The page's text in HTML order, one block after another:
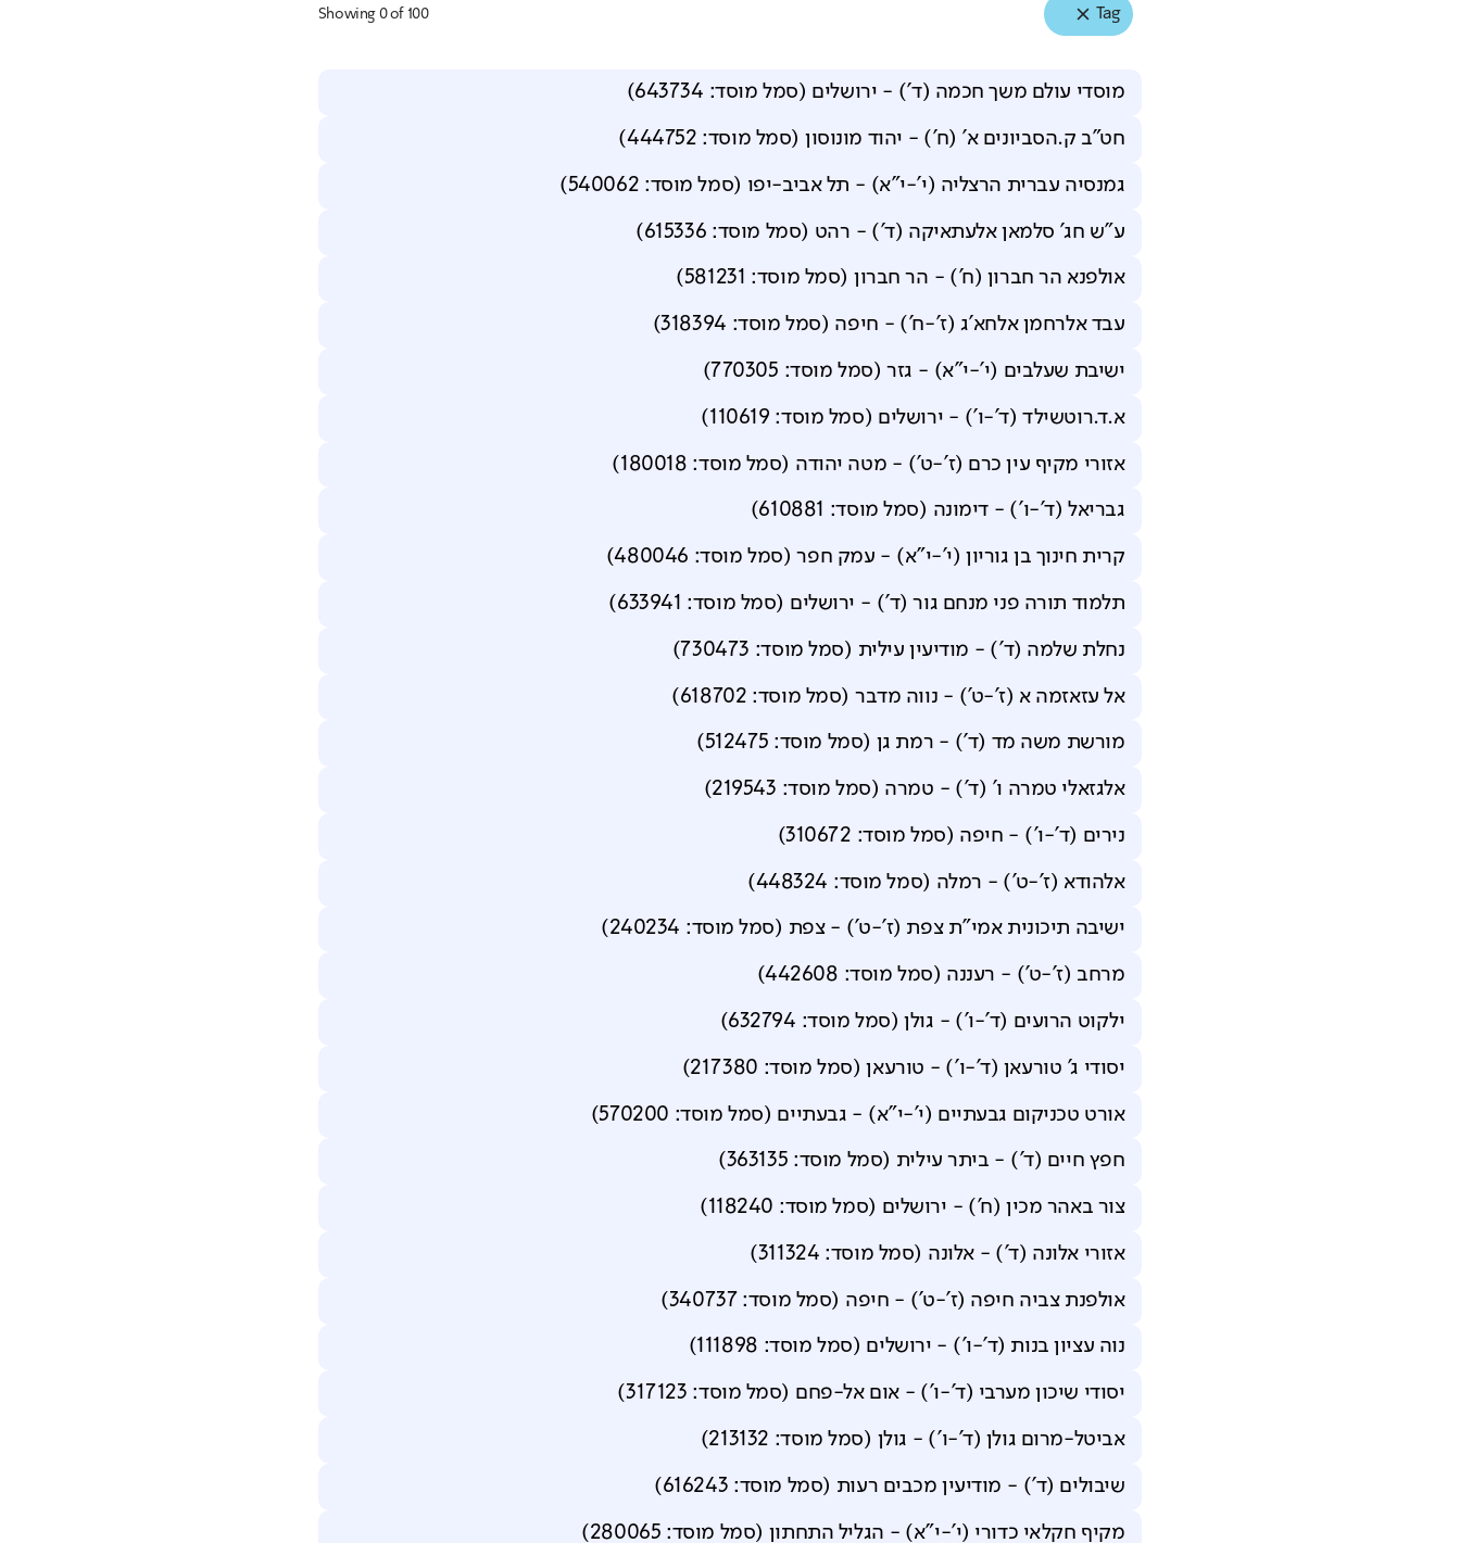
Tag
Showing 0of 100
מוסדי עולם משך חכמה (ד') - ירושלים (סמל מוסד: 643734
)
חט"ב ק.הסביונים א' (ח') - יהוד מונוסון (סמל מוסד: 444752
)
גמנסיה עברית הרצליה (י'-י"א) - תל אביב-יפו (סמל מוסד: 540062
)
ע"ש חג' סלמאן אלעתאיקה (ד') - רהט (סמל מוסד: 615336
)
אולפנא הר חברון (ח') - הר חברון (סמל מוסד: 581231
)
עבד אלרחמן אלחא'ג (ז'-ח') - חיפה (סמל מוסד: 318394
)
ישיבת שעלבים (י'-י"א) - גזר (סמל מוסד: 770305
)
א.ד.רוטשילד (ד'-ו') - ירושלים (סמל מוסד: 110619
)
אזורי מקיף עין כרם (ז'-ט') - מטה יהודה (סמל מוסד: 180018
)
גבריאל (ד'-ו') - דימונה (סמל מוסד: 610881
)
קרית חינוך בן גוריון (י'-י"א) - עמק חפר (סמל מוסד: 480046
)
תלמוד תורה פני מנחם גור (ד') - ירושלים (סמל מוסד: 633941
)
נחלת שלמה (ד') - מודיעין עילית (סמל מוסד: 730473
)
אל עזאזמה א (ז'-ט') - נווה מדבר (סמל מוסד: 618702
)
מורשת משה מד (ד') - רמת גן (סמל מוסד: 512475
)
אלגזאלי טמרה ו' (ד') - טמרה (סמל מוסד: 219543
)
נירים (ד'-ו') - חיפה (סמל מוסד: 310672
)
אלהודא (ז'-ט') - רמלה (סמל מוסד: 448324
)
ישיבה תיכונית אמי"ת צפת (ז'-ט') - צפת (סמל מוסד: 240234
)
מרחב (ז'-ט') - רעננה (סמל מוסד: 442608
)
ילקוט הרועים (ד'-ו') - גולן (סמל מוסד: 632794
)
יסודי ג' טורעאן (ד'-ו') - טורעאן (סמל מוסד: 217380
)
אורט טכניקום גבעתיים (י'-י"א) - גבעתיים (סמל מוסד: 570200
)
חפץ חיים (ד') - ביתר עילית (סמל מוסד: 363135
)
צור באהר מכין (ח') - ירושלים (סמל מוסד: 118240
)
אזורי אלונה (ד') - אלונה (סמל מוסד: 311324
)
אולפנת צביה חיפה (ז'-ט') - חיפה (סמל מוסד: 340737
)
נוה עציון בנות (ד'-ו') - ירושלים (סמל מוסד: 111898
)
יסודי שיכון מערבי (ד'-ו') - אום אל-פחם (סמל מוסד: 317123
)
אביטל-מרום גולן (ד'-ו') - גולן (סמל מוסד: 213132
)
שיבולים (ד') - מודיעין מכבים רעות (סמל מוסד: 616243
)
מקיף חקלאי כדורי (י'-י"א) - הגליל התחתון (סמל מוסד: 280065
)